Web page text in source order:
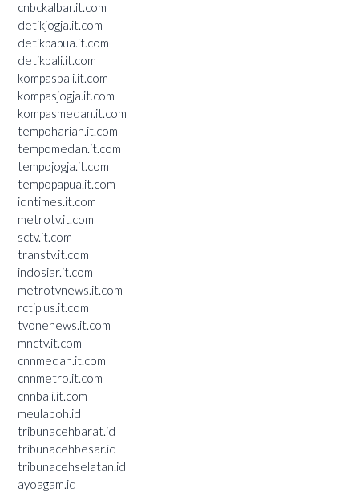
cnbckalbar.it.com
detikjogja.it.com
detikpapua.it.com
detikbali.it.com
kompasbali.it.com
kompasjogja.it.com
kompasmedan.it.com
tempoharian.it.com
tempomedan.it.com
tempojogja.it.com
tempopapua.it.com
idntimes.it.com
metrotv.it.com
sctv.it.com
transtv.it.com
indosiar.it.com
metrotvnews.it.com
rctiplus.it.com
tvonenews.it.com
mnctv.it.com
cnnmedan.it.com
cnnmetro.it.com
cnnbali.it.com
meulaboh.id
tribunacehbarat.id
tribunacehbesar.id
tribunacehselatan.id
ayoagam.id